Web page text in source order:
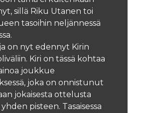
sillä Riku Utanen toi
tasoihin neljännessä
on nyt edennyt Kirin
Kiri on tässä kohtaa
joukkue
joka on onnistunut
jokaisesta ottelusta
pisteen. Tasaisessa